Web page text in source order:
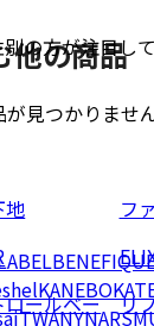
他の商品
地
ロールベー
フ
リ
の方が注目し
見つかりませ
KANEBO
TWANYNARS